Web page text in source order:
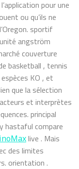
pour une
ou qu’ils ne
sportif
angström
couverture
basketball , tennis
KO , et
que la sélection
et interprètes
principal
hastaful compare
live . Mais
des limites
orientation .